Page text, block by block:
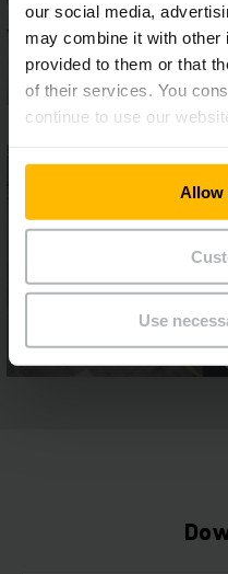
our social media,
may combine it with other
provided to them or that
of their services. You
continue to use our
Allow
Use